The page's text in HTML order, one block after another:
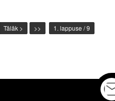
Tālāk > >> 1. lappuse / 9